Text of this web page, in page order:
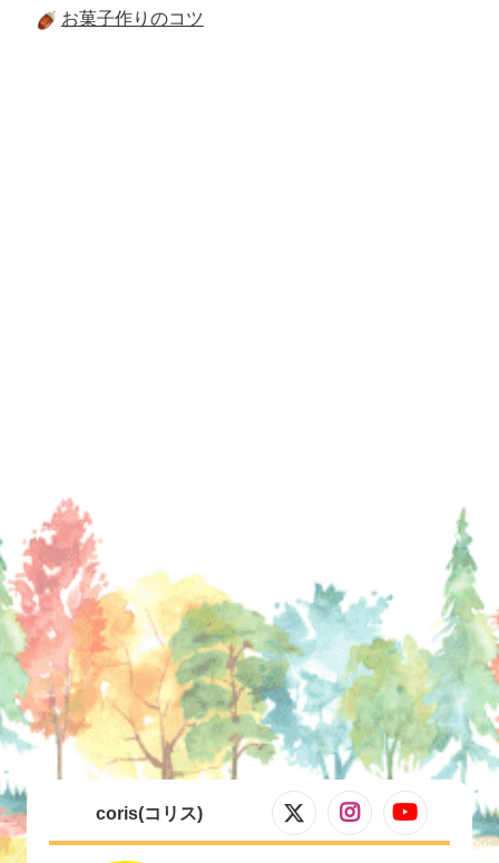
お菓子作りのコツ
coris(コリス)